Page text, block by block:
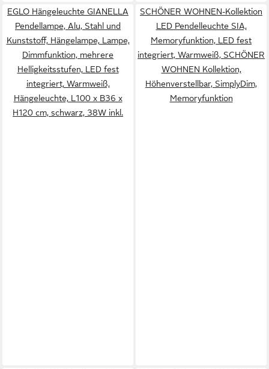
EGLO Hängeleuchte GIANELLA
Pendellampe, Alu, Stahl und
Kunststoff, Hängelampe, Lampe,
Dimmfunktion, mehrere
Helligkeitsstufen, LED fest
integriert, Warmweiß,
Hängeleuchte, L100 x B36 x
H120 cm, schwarz, 38W inkl.
SCHÖNER WOHNEN-Kollektion
LED Pendelleuchte SIA,
Memoryfunktion, LED fest
integriert, Warmweiß, SCHÖNER
WOHNEN Kollektion,
Höhenverstellbar, SimplyDim,
Memoryfunktion